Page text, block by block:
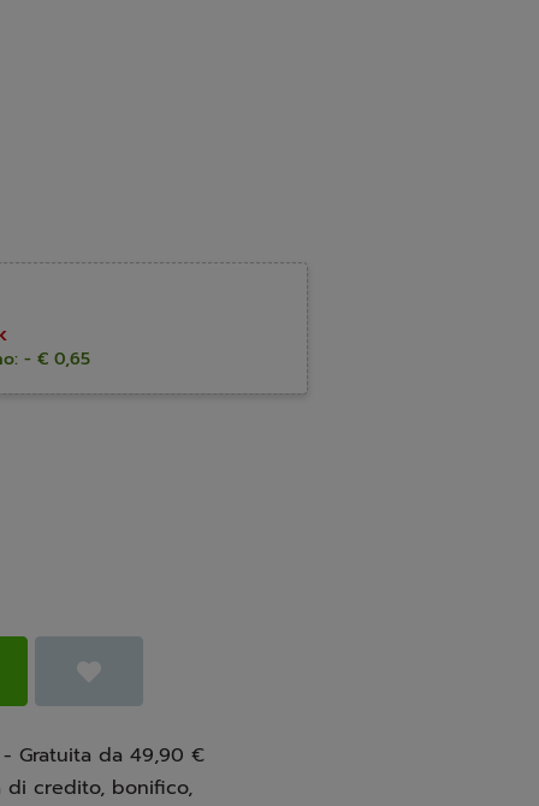
- € 0,65
Gratuita da 49,90 €
di credito, bonifico,